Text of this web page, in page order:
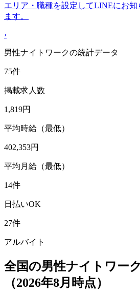
エリア・職種を設定してLINEにお知
ます。
›
男性ナイトワークの統計データ
75件
掲載求人数
1,819円
平均時給（最低）
402,353円
平均月給（最低）
14件
日払いOK
27件
アルバイト
全国の男性ナイトワー
（2026年8月時点）